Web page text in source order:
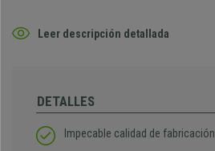
Leer descripción detallada
DETALLES
Impecable calidad de fabricación